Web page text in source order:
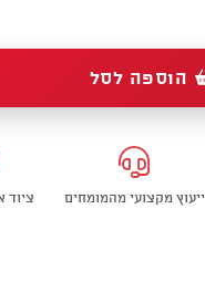
הוספה לסל
ייעוץ מקצועי מהמומחים ציוד